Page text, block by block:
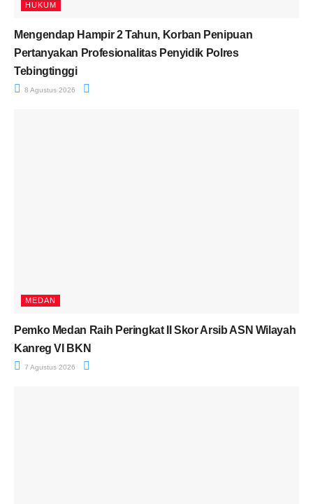
HUKUM
Mengendap Hampir 2 Tahun, Korban Penipuan
Pertanyakan Profesionalitas Penyidik Polres
Tebingtinggi
8 Agustus 2026
MEDAN
Pemko Medan Raih Peringkat II Skor Arsib ASN Wilayah
Kanreg VI BKN
7 Agustus 2026